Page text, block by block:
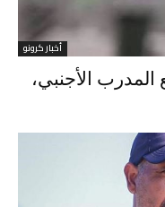
أخبار كرونو
الأجنبي،